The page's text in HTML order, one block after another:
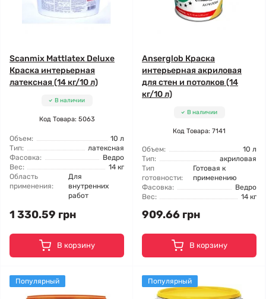
Scanmix Mattlatex Deluxe
Краска интерьерная
латексная (14 кг/10 л)
В наличии
Код Товара: 5063
Объем:
10 л
Тип:
латексная
Фасовка:
Ведро
Вес:
14 кг
Область
применения:
Для
внутренних
работ
1 330.59 грн
В корзину
Anserglob Краска
интерьерная акриловая
для стен и потолков (14
кг/10 л)
В наличии
Код Товара: 7141
Объем:
10 л
Тип:
акриловая
Тип
готовности:
Готовая к
применению
Фасовка:
Ведро
Вес:
14 кг
909.66 грн
В корзину
Популярный Популярный